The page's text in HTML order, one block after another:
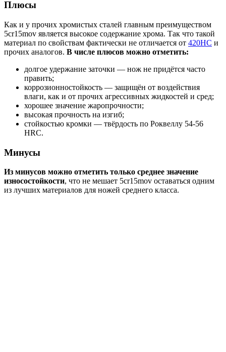
Плюсы
Как и у прочих хромистых сталей главным преимуществом
5cr15mov является высокое содержание хрома. Так что такой
материал по свойствам фактически не отличается от 420НС и
прочих аналогов. В числе плюсов можно отметить:
долгое удержание заточки — нож не придётся часто
править;
коррозионностойкость — защищён от воздействия
влаги, как и от прочих агрессивных жидкостей и сред;
хорошее значение жаропрочности;
высокая прочность на изгиб;
стойкостью кромки — твёрдость по Роквеллу 54-56
HRC.
Минусы
Из минусов можно отметить только среднее значение
износостойкости, что не мешает 5cr15mov оставаться одним
из лучших материалов для ножей среднего класса.